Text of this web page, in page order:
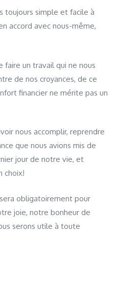
toujours simple et facile à
accord avec nous-même,
faire un travail qui ne nous
de nos croyances, de ce
financier ne mérite pas un
nous accomplir, reprendre
que nous avions mis de
jour de notre vie, et
choix!
obligatoirement pour
joie, notre bonheur de
serons utile à toute